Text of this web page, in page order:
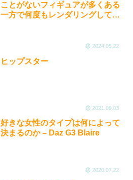
ことがないフィギュアが多くある
一方で何度もレンダリングしてい
2024.05.22
ヒップスター
2021.09.03
好きな女性のタイプは何によって
決まるのか – Daz G3 Blaire
2020.07.22